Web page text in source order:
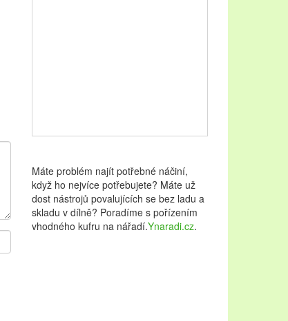
Máte problém najít potřebné náčiní,
když ho nejvíce potřebujete? Máte už
dost nástrojů povalujících se bez ladu a
skladu v dílně? Poradíme s pořízením
vhodného kufru na nářadí.Ynaradi.cz.